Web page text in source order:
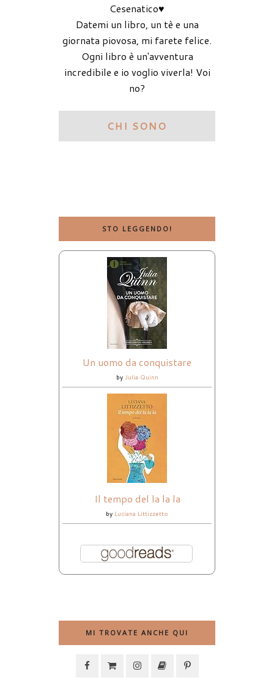
Cesenatico♥
Datemi un libro, un tè e una
giornata piovosa, mi farete felice.
Ogni libro è un'avventura
incredibile e io voglio viverla! Voi
no?
CHI SONO
STO LEGGENDO!
Un uomo da conquistare
by Julia Quinn
Il tempo del la la la
by Luciana Littizzetto
MI TROVATE ANCHE QUI